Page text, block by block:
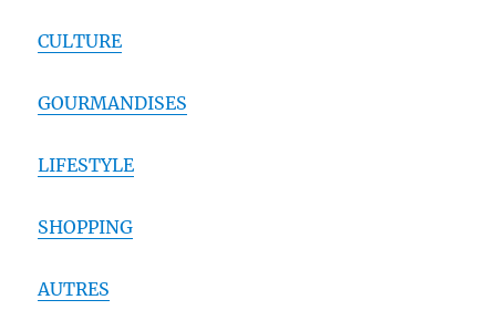
CULTURE
GOURMANDISES
LIFESTYLE
SHOPPING
AUTRES